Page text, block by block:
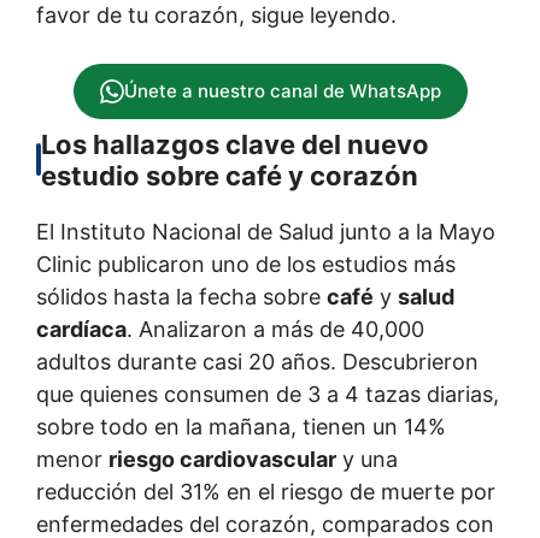
favor de tu corazón, sigue leyendo.
Únete a nuestro canal de WhatsApp
Los hallazgos clave del nuevo
estudio sobre café y corazón
El Instituto Nacional de Salud junto a la Mayo
Clinic publicaron uno de los estudios más
sólidos hasta la fecha sobre café y salud
cardíaca. Analizaron a más de 40,000
adultos durante casi 20 años. Descubrieron
que quienes consumen de 3 a 4 tazas diarias,
sobre todo en la mañana, tienen un 14%
menor riesgo cardiovascular y una
reducción del 31% en el riesgo de muerte por
enfermedades del corazón, comparados con